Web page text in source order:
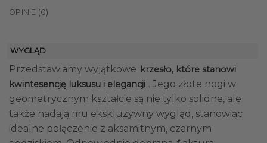
OPINIE (0)
WYGLĄD
Przedstawiamy wyjątkowe krzesło, które stanowi
kwintesencję luksusu i elegancji . Jego złote nogi w
geometrycznym kształcie są nie tylko solidne, ale
także nadają mu ekskluzywny wygląd, stanowiąc
idealne połączenie z aksamitnym, czarnym